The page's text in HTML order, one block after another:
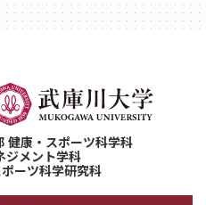
健康・スポーツ科学科
ジメント学科
ーツ科学研究科